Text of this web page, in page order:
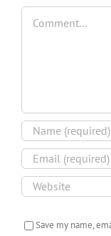
Comment
Save my name,